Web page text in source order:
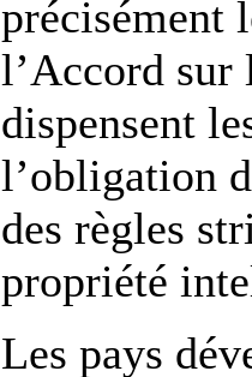
précisément
l’Accord sur
dispensent
l’obligation
des règles
propriété
Les pays